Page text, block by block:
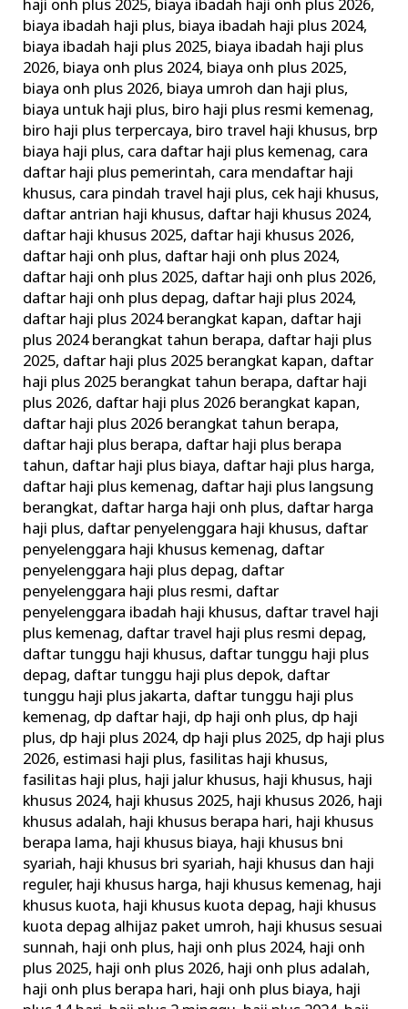
haji onh plus 2025, biaya ibadah haji onh plus 2026,
biaya ibadah haji plus, biaya ibadah haji plus 2024,
biaya ibadah haji plus 2025, biaya ibadah haji plus
2026, biaya onh plus 2024, biaya onh plus 2025,
biaya onh plus 2026, biaya umroh dan haji plus,
biaya untuk haji plus, biro haji plus resmi kemenag,
biro haji plus terpercaya, biro travel haji khusus, brp
biaya haji plus, cara daftar haji plus kemenag, cara
daftar haji plus pemerintah, cara mendaftar haji
khusus, cara pindah travel haji plus, cek haji khusus,
daftar antrian haji khusus, daftar haji khusus 2024,
daftar haji khusus 2025, daftar haji khusus 2026,
daftar haji onh plus, daftar haji onh plus 2024,
daftar haji onh plus 2025, daftar haji onh plus 2026,
daftar haji onh plus depag, daftar haji plus 2024,
daftar haji plus 2024 berangkat kapan, daftar haji
plus 2024 berangkat tahun berapa, daftar haji plus
2025, daftar haji plus 2025 berangkat kapan, daftar
haji plus 2025 berangkat tahun berapa, daftar haji
plus 2026, daftar haji plus 2026 berangkat kapan,
daftar haji plus 2026 berangkat tahun berapa,
daftar haji plus berapa, daftar haji plus berapa
tahun, daftar haji plus biaya, daftar haji plus harga,
daftar haji plus kemenag, daftar haji plus langsung
berangkat, daftar harga haji onh plus, daftar harga
haji plus, daftar penyelenggara haji khusus, daftar
penyelenggara haji khusus kemenag, daftar
penyelenggara haji plus depag, daftar
penyelenggara haji plus resmi, daftar
penyelenggara ibadah haji khusus, daftar travel haji
plus kemenag, daftar travel haji plus resmi depag,
daftar tunggu haji khusus, daftar tunggu haji plus
depag, daftar tunggu haji plus depok, daftar
tunggu haji plus jakarta, daftar tunggu haji plus
kemenag, dp daftar haji, dp haji onh plus, dp haji
plus, dp haji plus 2024, dp haji plus 2025, dp haji plus
2026, estimasi haji plus,fasilitas haji khusus,
fasilitas haji plus, haji jalur khusus, haji khusus, haji
khusus 2024, haji khusus 2025, haji khusus 2026, haji
khusus adalah, haji khusus berapa hari, haji khusus
berapa lama, haji khusus biaya, haji khusus bni
syariah, haji khusus bri syariah, haji khusus dan haji
reguler, haji khusus harga, haji khusus kemenag, haji
khusus kuota, haji khusus kuota depag, haji khusus
kuota depag alhijaz paket umroh, haji khusus sesuai
sunnah, haji onh plus, haji onh plus 2024, haji onh
plus 2025, haji onh plus 2026, haji onh plus adalah,
haji onh plus berapa hari, haji onh plus biaya, haji